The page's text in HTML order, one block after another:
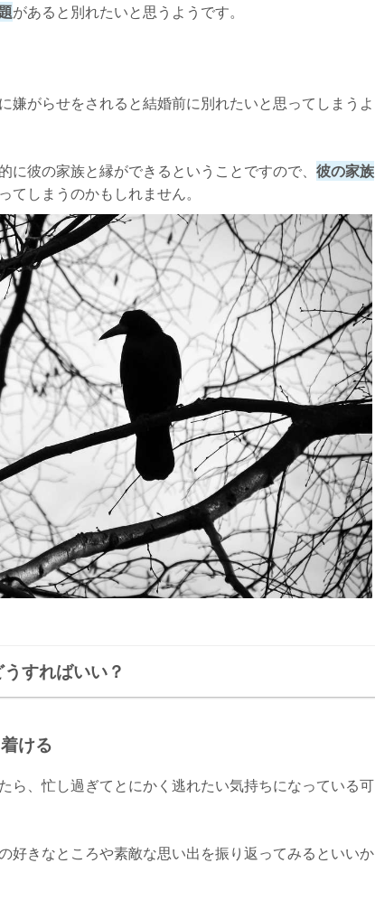
があると別れたいと思うようです。
嫌がらせをされると結婚前に別れたいと思ってしまうよ
彼の家族と縁ができるということですので、 彼の家族
てしまうのかもしれません。
すればいい？
ける
ら、忙し過ぎてとにかく逃れたい気持ちになっている可
好きなところや素敵な思い出を振り返ってみるといいか